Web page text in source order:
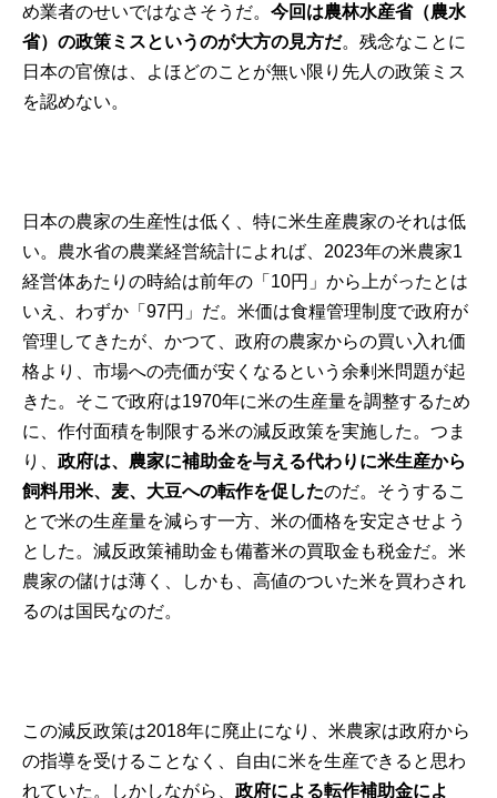
め業者のせいではなさそうだ。今回は農林水産省（農水
省）の政策ミスというのが大方の見方だ。残念なことに
日本の官僚は、よほどのことが無い限り先人の政策ミス
を認めない。
日本の農家の生産性は低く、特に米生産農家のそれは低
い。農水省の農業経営統計によれば、2023年の米農家1
経営体あたりの時給は前年の「10円」から上がったとは
いえ、わずか「97円」だ。米価は食糧管理制度で政府が
管理してきたが、かつて、政府の農家からの買い入れ価
格より、市場への売価が安くなるという余剰米問題が起
きた。そこで政府は1970年に米の生産量を調整するため
に、作付面積を制限する米の減反政策を実施した。つま
り、政府は、農家に補助金を与える代わりに米生産から
飼料用米、麦、大豆への転作を促したのだ。そうするこ
とで米の生産量を減らす一方、米の価格を安定させよう
とした。減反政策補助金も備蓄米の買取金も税金だ。米
農家の儲けは薄く、しかも、高値のついた米を買わされ
るのは国民なのだ。
この減反政策は2018年に廃止になり、米農家は政府から
の指導を受けることなく、自由に米を生産できると思わ
れていた。しかしながら、政府による転作補助金によ